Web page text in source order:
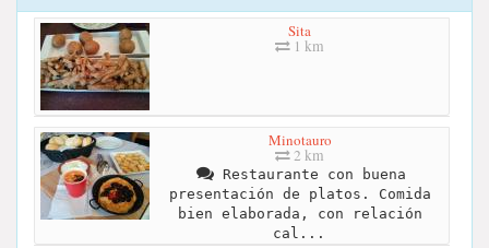
Sita
1 km
Minotauro
2 km
Restaurante con buena
presentación de platos. Comida
bien elaborada, con relación
cal...